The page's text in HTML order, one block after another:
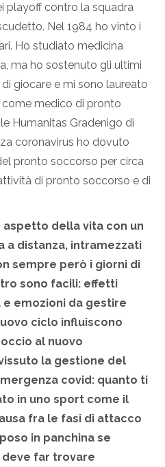
playoff contro la squadra
Nel 1984 ho vinto i
Ho studiato medicina
ma ho sostenuto gli ultimi
giocare e mi sono laureato
come medico di pronto
Humanitas Gradenigo di
coronavirus ho dovuto
pronto soccorso per circa
di pronto soccorso e di
della vita con un
a distanza, intramezzati
sempre però i giorni di
sono facili: effetti
emozioni da gestire
ciclo influiscono
al nuovo
la gestione del
covid: quanto ti
in uno sport come il
fra le fasi di attacco
in panchina se
deve far trovare